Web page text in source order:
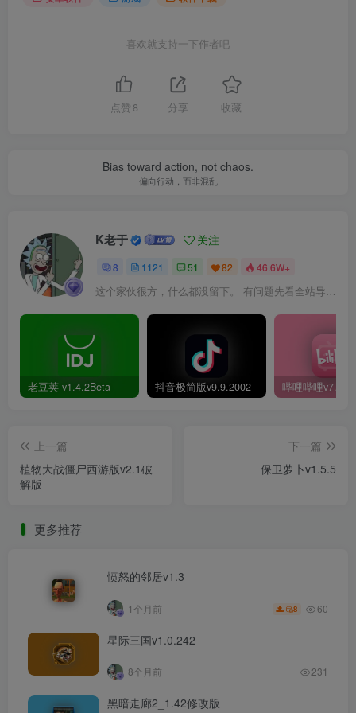
喜欢就支持一下作者吧
点赞 8 分享 收藏
Bias toward action, not chaos.
偏向行动，而非混乱
K老于 关注
8 1121 51 82 46.6W+
这个家伙很方，什么都没留下。 有问题先看全站导航页，解决不了再@我！
老豆荚 v1.4.2Beta 抖音极简版v9.9.2002
上一篇
植物大战僵尸西游版v2.1破
解版
下一篇
保卫萝卜v1.5.5
更多推荐
愤怒的邻居v1.3
1个月前 8 60
星际三国v1.0.242
8个月前 231
黑暗走廊2_1.42修改版